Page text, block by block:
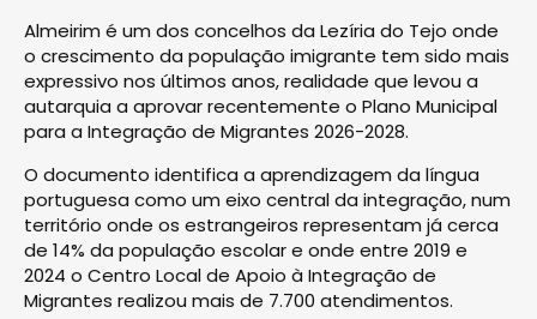
Almeirim é um dos concelhos da Lezíria do Tejo onde
o crescimento da população imigrante tem sido mais
expressivo nos últimos anos, realidade que levou a
autarquia a aprovar recentemente o Plano Municipal
para a Integração de Migrantes 2026-2028.
O documento identifica a aprendizagem da língua
portuguesa como um eixo central da integração, num
território onde os estrangeiros representam já cerca
de 14% da população escolar e onde entre 2019 e
2024 o Centro Local de Apoio à Integração de
Migrantes realizou mais de 7.700 atendimentos.